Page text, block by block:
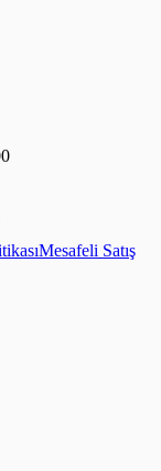
Mesafeli Satış